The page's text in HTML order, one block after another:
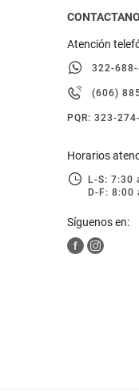
Atención
322-
(606)
PQR: 323-
Horarios
L-S: 7:30
D-F: 8:00
Síguenos en: